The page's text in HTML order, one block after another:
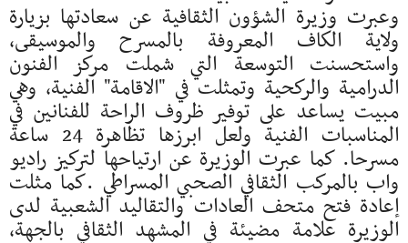
وعبرت وزيرة الشؤون الثقافية عن سعادتها بزيارة
ولاية الكاف المعروفة بالمسرح والموسيقى،
واستحسنت التوسعة التي شملت مركز الفنون
الدرامية والركحية وتمثلت في "الاقامة" الفنية, وهي
مبيت يساعد على توفير ظروف الراحة للفنانين في
المناسبات الفنية ولعل ابرزها تظاهرة 24 ساعة
مسرحا. كما عبرت الوزيرة عن ارتياحها لتركيز راديو
واب بالمركب الثقافي الصحبي المسراطي .كما مثلت
إعادة فتح متحف العادات والتقاليد الشعبية لدى
الوزيرة علامة مضيئة في المشهد الثقافي بالجهة،